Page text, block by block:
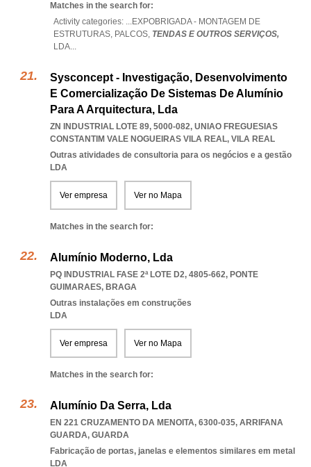
Matches in the search for:
Activity categories: ...EXPOBRIGADA - MONTAGEM DE
ESTRUTURAS, PALCOS, TENDAS E OUTROS SERVIÇOS,
LDA...
Sysconcept - Investigação, Desenvolvimento
E Comercialização De Sistemas De Alumínio
Para A Arquitectura, Lda
ZN INDUSTRIAL LOTE 89, 5000-082, UNIAO FREGUESIAS
CONSTANTIM VALE NOGUEIRAS VILA REAL, VILA REAL
Outras atividades de consultoria para os negócios e a gestão
LDA
Ver empresa Ver no Mapa
Matches in the search for:
Alumínio Moderno, Lda
PQ INDUSTRIAL FASE 2ª LOTE D2, 4805-662, PONTE
GUIMARAES, BRAGA
Outras instalações em construções
LDA
Ver empresa Ver no Mapa
Matches in the search for:
Alumínio Da Serra, Lda
EN 221 CRUZAMENTO DA MENOITA, 6300-035, ARRIFANA
GUARDA, GUARDA
Fabricação de portas, janelas e elementos similares em metal
LDA